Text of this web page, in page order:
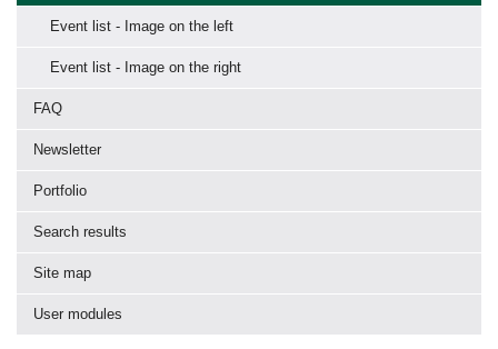
Event list - Image on the left
Event list - Image on the right
FAQ
Newsletter
Portfolio
Search results
Site map
User modules